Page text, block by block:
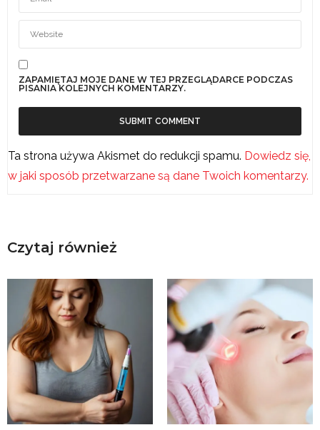
ZAPAMIĘTAJ MOJE DANE W TEJ PRZEGLĄDARCE PODCZAS
PISANIA KOLEJNYCH KOMENTARZY.
Ta strona używa Akismet do redukcji spamu. Dowiedz się,
w jaki sposób przetwarzane są dane Twoich komentarzy.
Czytaj również